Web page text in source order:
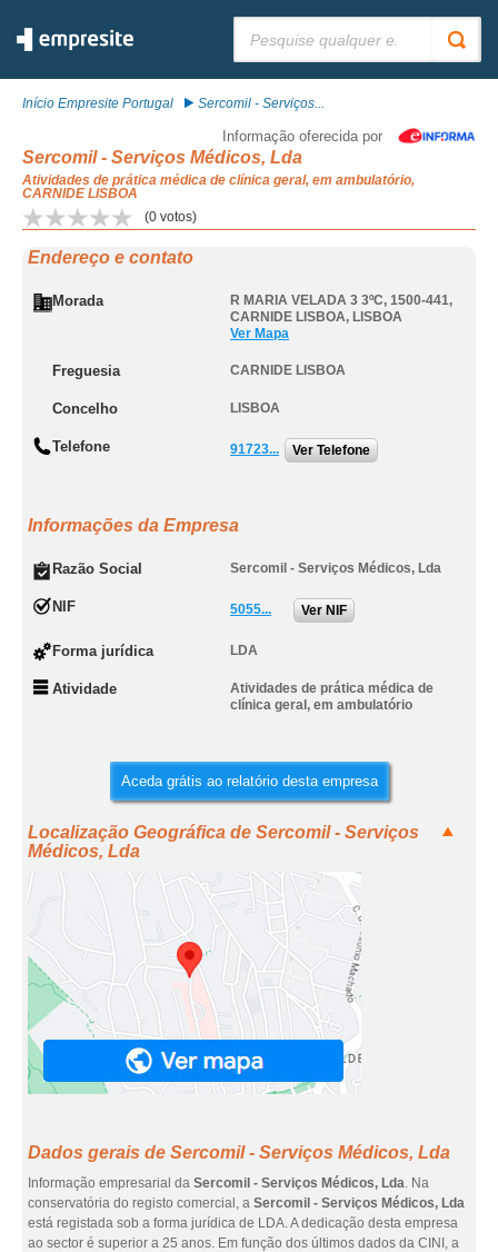
Início Empresite Portugal Sercomil - Serviços...
Informação oferecida por
Sercomil - Serviços Médicos, Lda
Atividades de prática médica de clínica geral, em ambulatório,
CARNIDE LISBOA
(0 votos)
Endereço e contato
Morada R MARIA VELADA 3 3ºC, 1500-441,
CARNIDE LISBOA, LISBOA
Ver Mapa
Freguesia CARNIDE LISBOA
Concelho LISBOA
Telefone 91723... Ver Telefone
Informações da Empresa
Razão Social Sercomil - Serviços Médicos, Lda
NIF 5055... Ver NIF
Forma jurídica LDA
Atividade
Atividades de prática médica de
clínica geral, em ambulatório
Aceda grátis ao relatório desta empresa
Localização Geográfica de Sercomil - Serviços
Médicos, Lda
Dados gerais de Sercomil - Serviços Médicos, Lda
Informação empresarial da Sercomil - Serviços Médicos, Lda. Na
conservatória do registo comercial, a Sercomil - Serviços Médicos, Lda
está registada sob a forma jurídica de LDA. A dedicação desta empresa
ao sector é superior a 25 anos. Em função dos últimos dados da CINI, a